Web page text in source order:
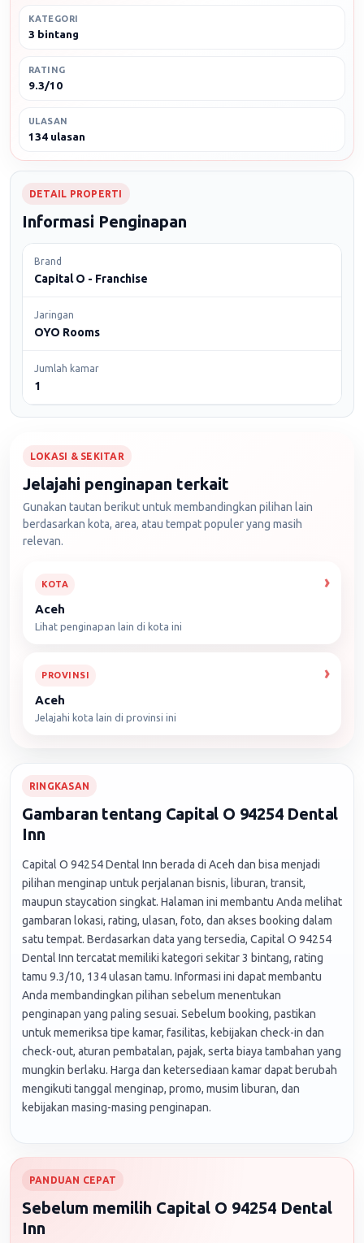
KATEGORI
3 bintang
RATING
9.3/10
ULASAN
134 ulasan
DETAIL PROPERTI
Informasi Penginapan
Brand
Capital O - Franchise
Jaringan
OYO Rooms
Jumlah kamar
1
LOKASI & SEKITAR
Jelajahi penginapan terkait
Gunakan tautan berikut untuk membandingkan pilihan lain
berdasarkan kota, area, atau tempat populer yang masih
relevan.
KOTA
Aceh
Lihat penginapan lain di kota ini
PROVINSI
Aceh
Jelajahi kota lain di provinsi ini
RINGKASAN
Gambaran tentang Capital O 94254 Dental
Inn
Capital O 94254 Dental Inn berada di Aceh dan bisa menjadi
pilihan menginap untuk perjalanan bisnis, liburan, transit,
maupun staycation singkat. Halaman ini membantu Anda melihat
gambaran lokasi, rating, ulasan, foto, dan akses booking dalam
satu tempat. Berdasarkan data yang tersedia, Capital O 94254
Dental Inn tercatat memiliki kategori sekitar 3 bintang, rating
tamu 9.3/10, 134 ulasan tamu. Informasi ini dapat membantu
Anda membandingkan pilihan sebelum menentukan
penginapan yang paling sesuai. Sebelum booking, pastikan
untuk memeriksa tipe kamar, fasilitas, kebijakan check-in dan
check-out, aturan pembatalan, pajak, serta biaya tambahan yang
mungkin berlaku. Harga dan ketersediaan kamar dapat berubah
mengikuti tanggal menginap, promo, musim liburan, dan
kebijakan masing-masing penginapan.
PANDUAN CEPAT
Sebelum memilih Capital O 94254 Dental
Inn